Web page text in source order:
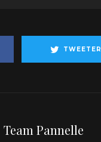
TWEETER
Team Pannelle